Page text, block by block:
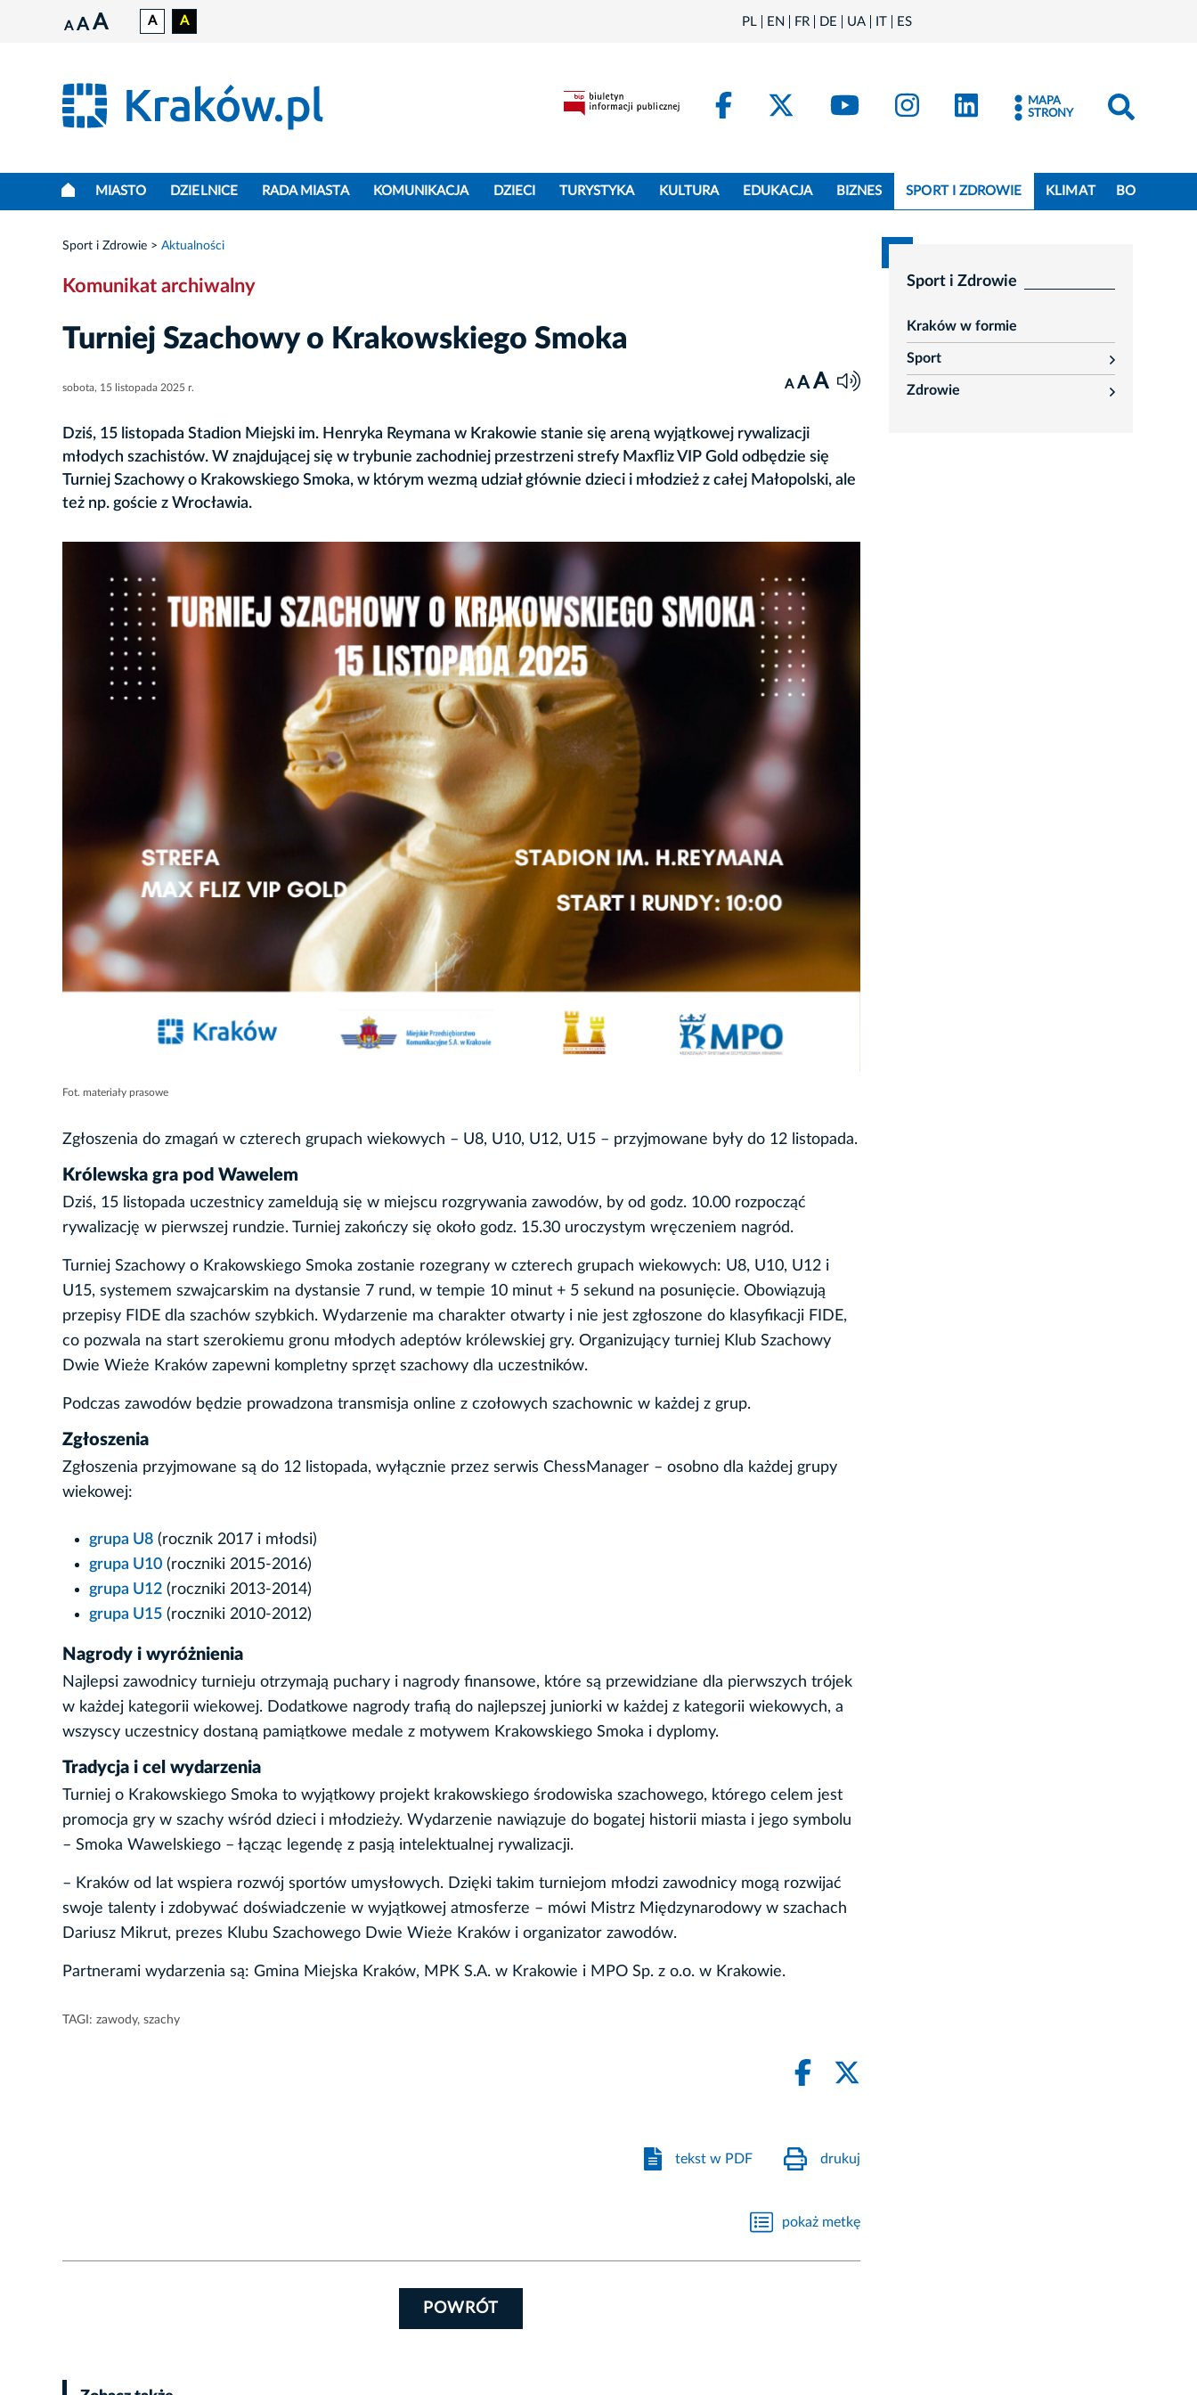
A A A A A PL EN FR DE UA IT ES
FacebookKraków - X
Kraków - YouTube
Kraków - Instagram
Kraków - LinkedIn
MAPA
STRONY
MIASTO DZIELNICE RADA MIASTA KOMUNIKACJA DZIECI TURYSTYKA KULTURA EDUKACJA BIZNES SPORT I ZDROWIE KLIMAT BO
Sport i Zdrowie Aktualności
Komunikat archiwalny
Turniej Szachowy o Krakowskiego Smoka
sobota, 15 listopada 2025 r. A A A
Dziś, 15 listopada Stadion Miejski im. Henryka Reymana w Krakowie stanie się areną wyjątkowej rywalizacji
młodych szachistów. W znajdującej się w trybunie zachodniej przestrzeni strefy Maxfliz VIP Gold odbędzie się
Turniej Szachowy o Krakowskiego Smoka, w którym wezmą udział głównie dzieci i młodzież z całej Małopolski, ale
też np. goście z Wrocławia.
Fot. materiały prasowe
Zgłoszenia do zmagań w czterech grupach wiekowych – U8, U10, U12, U15 – przyjmowane były do 12 listopada.
Królewska gra pod Wawelem
Dziś, 15 listopada uczestnicy zameldują się w miejscu rozgrywania zawodów, by od godz. 10.00 rozpocząć
rywalizację w pierwszej rundzie. Turniej zakończy się około godz. 15.30 uroczystym wręczeniem nagród.
Turniej Szachowy o Krakowskiego Smoka zostanie rozegrany w czterech grupach wiekowych: U8, U10, U12 i
U15, systemem szwajcarskim na dystansie 7 rund, w tempie 10 minut + 5 sekund na posunięcie. Obowiązują
przepisy FIDE dla szachów szybkich. Wydarzenie ma charakter otwarty i nie jest zgłoszone do klasyfikacji FIDE,
co pozwala na start szerokiemu gronu młodych adeptów królewskiej gry. Organizujący turniej Klub Szachowy
Dwie Wieże Kraków zapewni kompletny sprzęt szachowy dla uczestników.
Podczas zawodów będzie prowadzona transmisja online z czołowych szachownic w każdej z grup.
Zgłoszenia
Zgłoszenia przyjmowane są do 12 listopada, wyłącznie przez serwis ChessManager – osobno dla każdej grupy
wiekowej:
grupa U8 (rocznik 2017 i młodsi)
grupa U10 (roczniki 2015-2016)
grupa U12 (roczniki 2013-2014)
grupa U15 (roczniki 2010-2012)
Nagrody i wyróżnienia
Najlepsi zawodnicy turnieju otrzymają puchary i nagrody finansowe, które są przewidziane dla pierwszych trójek
w każdej kategorii wiekowej. Dodatkowe nagrody trafią do najlepszej juniorki w każdej z kategorii wiekowych, a
wszyscy uczestnicy dostaną pamiątkowe medale z motywem Krakowskiego Smoka i dyplomy.
Tradycja i cel wydarzenia
Turniej o Krakowskiego Smoka to wyjątkowy projekt krakowskiego środowiska szachowego, którego celem jest
promocja gry w szachy wśród dzieci i młodzieży. Wydarzenie nawiązuje do bogatej historii miasta i jego symbolu
– Smoka Wawelskiego – łącząc legendę z pasją intelektualnej rywalizacji.
– Kraków od lat wspiera rozwój sportów umysłowych. Dzięki takim turniejom młodzi zawodnicy mogą rozwijać
swoje talenty i zdobywać doświadczenie w wyjątkowej atmosferze – mówi Mistrz Międzynarodowy w szachach
Dariusz Mikrut, prezes Klubu Szachowego Dwie Wieże Kraków i organizator zawodów.
Partnerami wydarzenia są: Gmina Miejska Kraków, MPK S.A. w Krakowie i MPO Sp. z o.o. w Krakowie.
TAGI: zawody, szachy
tekst w PDF drukuj
pokaż metkę
POWRÓT
Sport i Zdrowie
Kraków w formie
Sport
rozwiń
Zdrowie
rozwiń